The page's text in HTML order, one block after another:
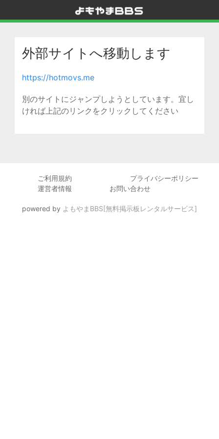
外部サイトへ移動します
https://hotmovs.me
別のサイトにジャンプしようとしています。宜し
ければ上記のリンクをクリックしてください
ご利用規約
プライバシーポリシー
運営者情報
お問い合わせ
powered by よもやまBBS[無料掲示板レンタルサービス]